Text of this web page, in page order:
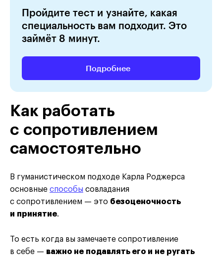
Пройдите тест и узнайте, какая
специальность вам подходит. Это
займёт 8 минут.
Подробнее
Как работать
с сопротивлением
самостоятельно
В гуманистическом подходе Карла Роджерса
основные способы совладания
с сопротивлением — это безоценочность
и принятие.
То есть когда вы замечаете сопротивление
в себе — важно не подавлять его и не ругать